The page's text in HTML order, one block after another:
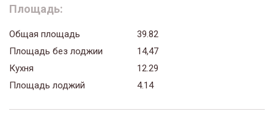
Площадь:
Общая площадь
39.82
Площадь без лоджии
14,47
Кухня
12.29
Площадь лоджий
4.14